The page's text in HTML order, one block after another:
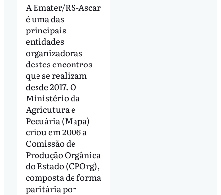
A Emater/RS-Ascar
é uma das
principais
entidades
organizadoras
destes encontros
que se realizam
desde 2017. O
Ministério da
Agricutura e
Pecuária (Mapa)
criou em 2006 a
Comissão de
Produção Orgânica
do Estado (CPOrg),
composta de forma
paritária por